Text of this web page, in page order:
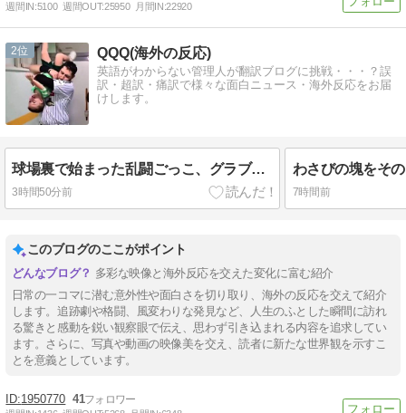
週間IN:5100 週間OUT:25950 月間IN:22920
2 QQQ(海外の反応)
英語がわからない管理人が翻訳ブログに挑戦・・・？誤
訳・超訳・痛訳で様々な面白ニュース・海外反応をお届
けします。
球場裏で始まった乱闘ごっこ、グラブと帽子を投げ捨てて突っ込む小さな投手が逆さ吊りに【海外の反応】
3時間50分前 7時間前
このブログのここがポイント
多彩な映像と海外反応を交えた変化に富む紹介
日常の一コマに潜む意外性や面白さを切り取り、海外の反応を交えて紹介
します。追跡劇や格闘、風変わりな発見など、人生のふとした瞬間に訪れ
る驚きと感動を鋭い観察眼で伝え、思わず引き込まれる内容を追求してい
ます。さらに、写真や動画の映像美を交え、読者に新たな世界観を示すこ
とを意義としています。
1950770 41